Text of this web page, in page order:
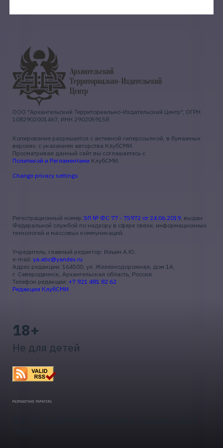
ООО "Архангельский Территориально-Издательский Центр", ОГРН
1082902001467, ИНН 2902059158.
Копирование разрешается с активной гиперссылкой, в бумажных
версиях: с указанием авторства КлубСМИ.
Просматривая данный сайт вы соглашаетесь с
Политикой и Регламентами КлубСМИ.
Change privacy settings
Регистрационный номер ЭЛ № ФС 77 - 75972 от 24.06.2019, выдан
Федеральной службой по надзору в сфере связи, информационных
технологий и массовых коммуникаций.
Учредитель, главный редактор: Ильин А.Ю.
e-mail: ya.atic@yandex.ru
Адрес редакции: 164500, ул. Железнодорожная, дом 1А,
г. Северодвинск, Архангельская область, Россия
Телефон редакции: +7 921 481 82 62
Редакция КлубСМИ
18+
Не для детей